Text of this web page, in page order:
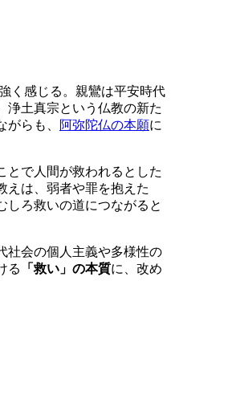
く感じる。親鸞は平安時代
浄土真宗という仏教の新た
らも、
阿弥陀仏の本願に
とで人間が救われるとした
えは、弱者や罪を抱えた
しろ救いの道につながると
社会の個人主義や多様性の
る
「救い」の本質に、改め